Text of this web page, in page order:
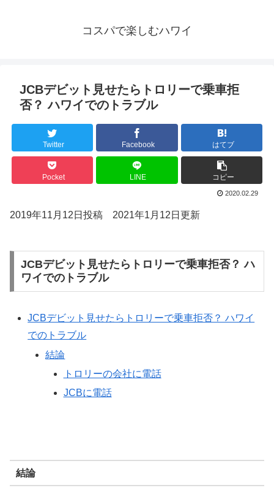
コスパで楽しむハワイ
JCBデビット見せたらトロリーで乗車拒
否？ ハワイでのトラブル
Twitter Facebook はてブ
Pocket LINE コピー
2020.02.29
2019年11月12日投稿 2021年1月12日更新
JCBデビット見せたらトロリーで乗車拒否？ ハ
ワイでのトラブル
JCBデビット見せたらトロリーで乗車拒否？ ハワイ
でのトラブル
結論
トロリーの会社に電話
JCBに電話
結論